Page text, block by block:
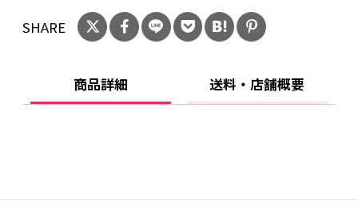
与えるシボ加工の牛革を使用。
長くきれいにお使いいただく事が出来ます。
SHARE
商品詳細 送料・店舗概要